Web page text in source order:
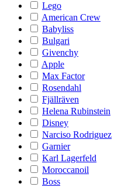
Lego
American Crew
Babyliss
Bulgari
Givenchy
Apple
Max Factor
Rosendahl
Fjällräven
Helena Rubinstein
Disney
Narciso Rodriguez
Garnier
Karl Lagerfeld
Moroccanoil
Boss